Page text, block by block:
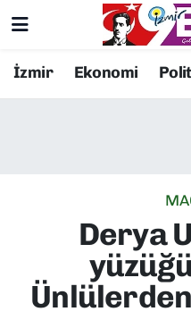
İzmir Ekonomi
Derya
Resmi İlanlar
EKONOMİ
KÜLTÜR SANAT
Konak Nöbetçi
Süper Lig Puan
Tüm Manşetler
Son Dakika